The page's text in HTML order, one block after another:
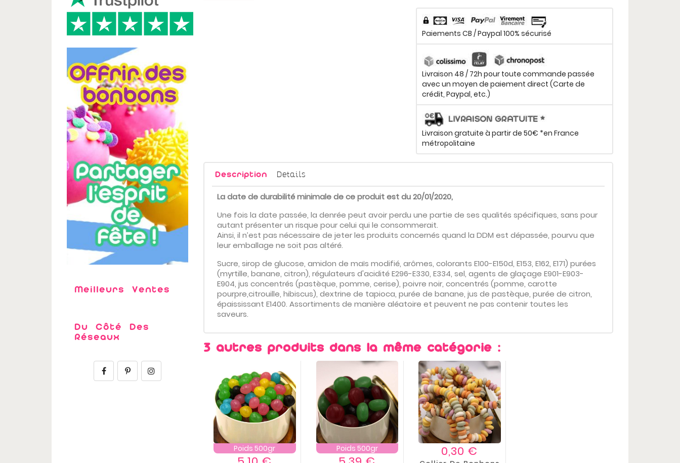
Meilleurs Ventes
Du Côté Des
Réseaux
Paiements CB / Paypal 100% sécurisé
Livraison 48 / 72h pour toute commande passée
avec un moyen de paiement direct (Carte de
crédit, Paypal, etc.)
Livraison gratuite à partir de 50€ *en France
métropolitaine
Description Details
La date de durabilité minimale de ce produit est du 20/01/2020,
Une fois la date passée, la denrée peut avoir perdu une partie de ses qualités spécifiques, sans pour
autant présenter un risque pour celui qui le consommerait.
Ainsi, il n’est pas nécessaire de jeter les produits concernés quand la DDM est dépassée, pourvu que
leur emballage ne soit pas altéré.
Sucre, sirop de glucose, amidon de maïs modifié, arômes, colorants E100-E150d, E153, E162, E171) purées
(myrtille, banane, citron), régulateurs d'acidité E296-E330, E334, sel, agents de glaçage E901-E903-
E904, jus concentrés (pastèque, pomme, cerise), poivre noir, concentrés (pomme, carotte
pourpre,citrouille, hibiscus), dextrine de tapioca, purée de banane, jus de pastèque, purée de citron,
épaississant E1400. Assortiments de manière aléatoire et peuvent ne pas contenir toutes les
saveurs.
3 autres produits dans la même catégorie :
Poids 500gr Poids 500gr Prix
0,30 €